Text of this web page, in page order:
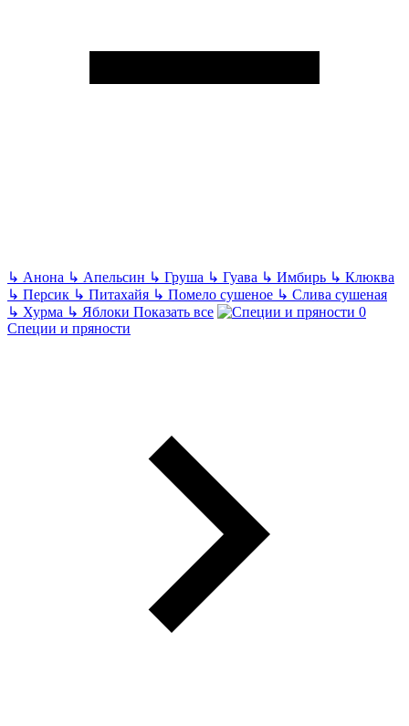
↳ Анона ↳ Апельсин ↳ Груша ↳ Гуава ↳ Имбирь ↳ Клюква
↳ Персик ↳ Питахайя ↳ Помело сушеное ↳ Слива сушеная
↳ Хурма ↳ Яблоки Показать все
Специи и пряности